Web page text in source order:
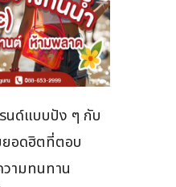
นด์แบบปัง ๆ กับ
ยอดฮิตที่ตอบ
ามทนทาน